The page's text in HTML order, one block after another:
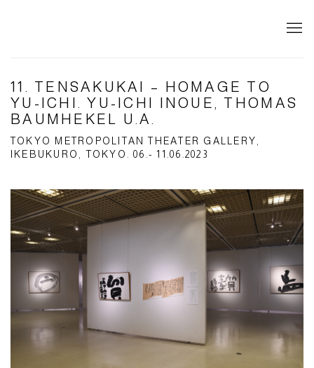
11. TENSAKUKAI – HOMAGE TO
YU-ICHI. YU-ICHI INOUE, THOMAS
BAUMHEKEL U.A.
TOKYO METROPOLITAN THEATER GALLERY,
IKEBUKURO, TOKYO. 06.- 11.06.2023